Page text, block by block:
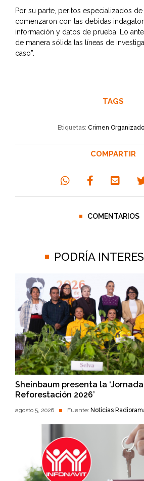
Por su parte, peritos especializados de
comenzaron con las debidas
información y datos de prueba. Lo
de manera sólida las líneas de
caso”.
TAGS
Etiquetas: Crimen Organizado
COMPARTIR
COMENTARIOS
PODRÍA
Sheinbaum presenta la
Reforestación 2026’
agosto 5, 2026 Fuente: Noticias